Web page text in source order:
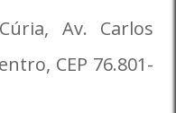
Av. Carlos
CEP 76.801-